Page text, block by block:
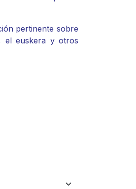
pertinente sobre
el euskera y otros